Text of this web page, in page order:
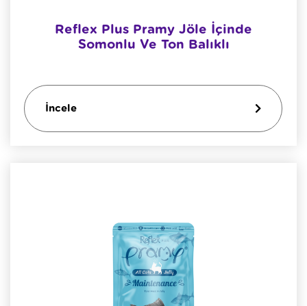
Reflex Plus Pramy Jöle İçinde
Somonlu Ve Ton Balıklı
İncele